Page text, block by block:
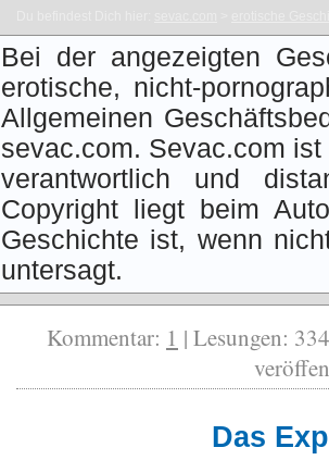
Bei der angezeigten
erotische, nicht-
Allgemeinen
sevac.com. Sevac.com
verantwortlich und
Copyright liegt beim
Geschichte ist, wenn
untersagt.
Kommentar: 1 | Lesungen:
Das